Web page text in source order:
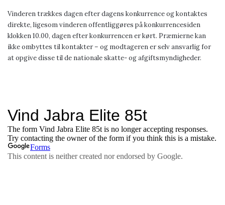
Vinderen trækkes dagen efter dagens konkurrence og kontaktes
direkte, ligesom vinderen offentliggøres på konkurrencesiden
klokken 10.00, dagen efter konkurrencen er kørt. Præmierne kan
ikke ombyttes til kontakter – og modtageren er selv ansvarlig for
at opgive disse til de nationale skatte- og afgiftsmyndigheder.